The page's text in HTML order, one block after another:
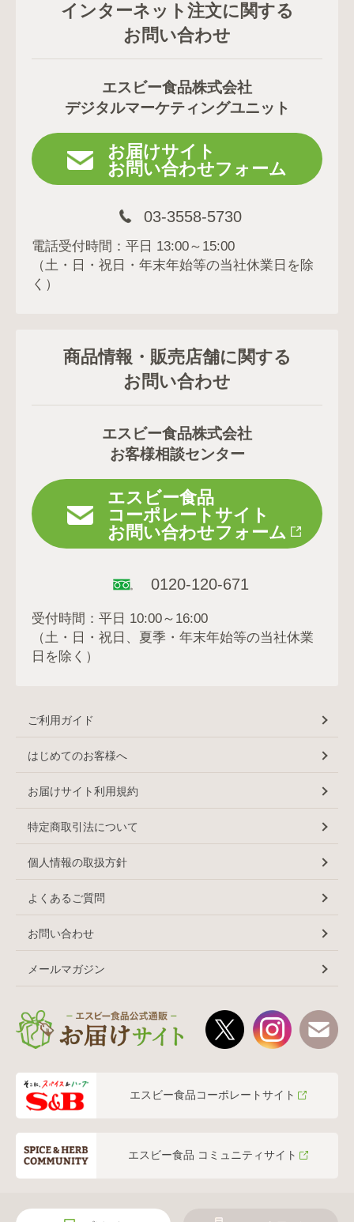
インターネット注文に関する
お問い合わせ
エスビー食品株式会社
デジタルマーケティングユニット
お届けサイト
お問い合わせフォーム
03-3558-5730
電話受付時間：平日 13:00～15:00
（土・日・祝日・年末年始等の当社休業日を除
く）
商品情報・販売店舗に関する
お問い合わせ
エスビー食品株式会社
お客様相談センター
エスビー食品
コーポレートサイト
お問い合わせフォーム
0120-120-671
受付時間：平日 10:00～16:00
（土・日・祝日、夏季・年末年始等の当社休業
日を除く）
ご利用ガイド
はじめてのお客様へ
お届けサイト利用規約
特定商取引法について
個人情報の取扱方針
よくあるご質問
お問い合わせ
メールマガジン
エスビー食品コーポレートサイト
エスビー食品 コミュニティサイト